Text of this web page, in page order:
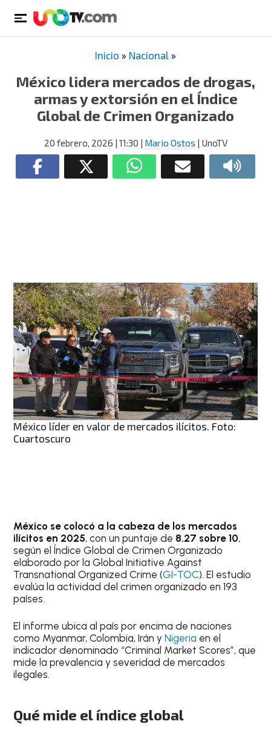
Inicio » Nacional »
México lidera mercados de drogas,
armas y extorsión en el Índice
Global de Crimen Organizado
20 febrero, 2026 | 11:30 | Mario Ostos | UnoTV
México líder en valor de mercados ilícitos. Foto:
Cuartoscuro
México se colocó a la cabeza de los mercados
ilícitos en 2025, con un puntaje de 8.27 sobre 10,
según el Índice Global de Crimen Organizado
elaborado por la Global Initiative Against
Transnational Organized Crime (GI-TOC). El estudio
evalúa la actividad del crimen organizado en 193
países.
El informe ubica al país por encima de naciones
como Myanmar, Colombia, Irán yNigeria en el
indicador denominado “Criminal Market Scores”, que
mide la prevalencia y severidad de mercados
ilegales.
Qué mide el índice global